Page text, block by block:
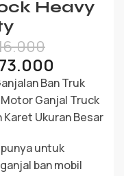
Heavy
Ban Truk
Ganjal Truck
Karet Ukuran Besar
untuk
ban mobil